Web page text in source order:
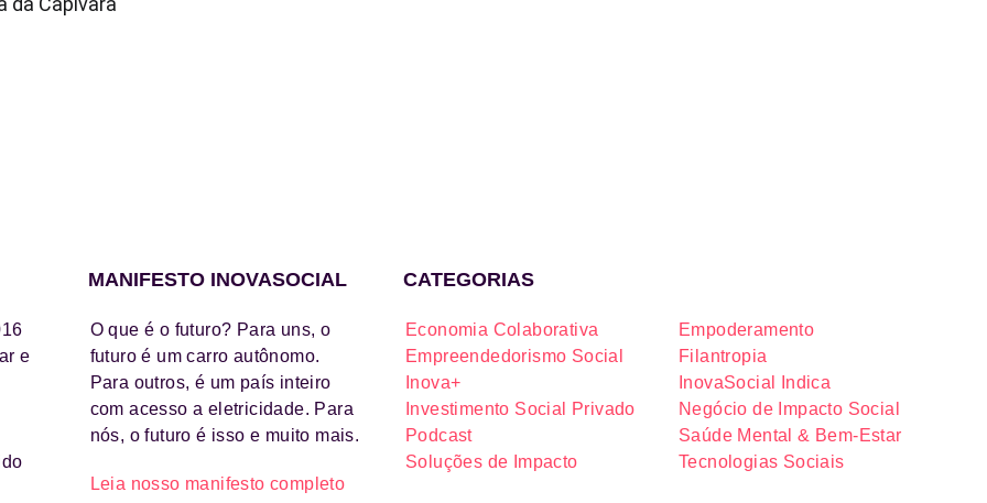
e
MANIFESTO INOVASOCIAL
O que é o futuro? Para uns, o
futuro é um carro autônomo.
Para outros, é um país inteiro
com acesso a eletricidade. Para
nós, o futuro é isso e muito mais.
Leia nosso manifesto completo
CATEGORIAS
Economia Colaborativa
Empoderamento
Empreendedorismo Social
Filantropia
Inova+
InovaSocial Indica
Investimento Social Privado
Negócio de Impacto Social
Podcast
Saúde Mental & Bem-Estar
Soluções de Impacto
Tecnologias Sociais